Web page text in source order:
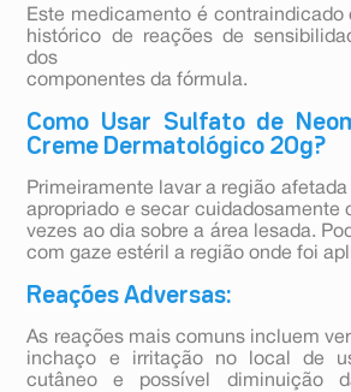
Este medicamento é contraindicado
histórico de reações de
dos
componentes da fórmula.
Como Usar Sulfato de
Creme Dermatológico 20g?
Primeiramente lavar a região
apropriado e secar cuidadosamente
vezes ao dia sobre a área lesada.
com gaze estéril a região onde foi
Reações Adversas:
As reações mais comuns incluem
inchaço e irritação no local de
cutâneo e possível diminuição